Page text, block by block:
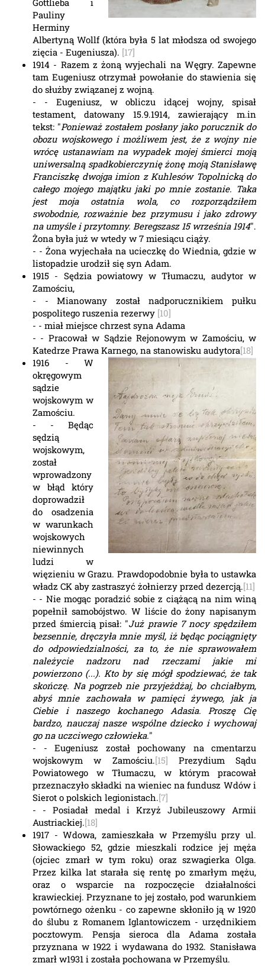
Gottlieba i
Pauliny
Herminy
Albertyną Wollf (która była 5 lat młodsza od swojego
zięcia - Eugeniusza). [17]
1914 - Razem z żoną wyjechali na Węgry. Zapewne
tam Eugeniusz otrzymał powołanie do stawienia się
do służby związanej z wojną.
- - Eugeniusz, w obliczu idącej wojny, spisał
testament, datowany 15.9.1914, zawierający m.in
tekst: "Ponieważ zostałem posłany jako porucznik do
obozu wojskowego i możliwem jest, że z wojny nie
wrócę ustanawiam na wypadek mojej śmierci moją
uniwersalną spadkobierczynię żonę moją Stanisławę
Franciszkę dwojga imion z Kuhlesów Topolnicką do
całego mojego majątku jaki po mnie zostanie. Taka
jest moja ostatnia wola, co rozporządziłem
swobodnie, rozważnie bez przymusu i jako zdrowy
na umyśle i przytomny. Beregszasz 15 września 1914".
Żona była już w wtedy w 7 miesiącu ciąży.
- - Żona wyjechała na ucieczkę do Wiednia, gdzie w
listopadzie urodził się syn Adam.
1915 - Sędzia powiatowy w Tłumaczu, audytor w
Zamościu,
- - Mianowany został nadporucznikiem pułku
pospolitego ruszenia rezerwy [10]
- - miał miejsce chrzest syna Adama
- - Pracował w Sądzie Rejonowym w Zamościu, w
Katedrze Prawa Karnego, na stanowisku audytora[18]
1916 - W
okręgowym
sądzie
wojskowym w
Zamościu.
- - Będąc
sędzią
wojskowym,
został
wprowadzony
w błąd który
doprowadził
do osadzenia
w warunkach
wojskowych
niewinnych
ludzi w
więzieniu w Grazu. Prawdopodobnie była to ustawka
władz CK aby zastraszyć żołnierzy przed dezercją.[11]
- - Nie mogąc poradzić sobie z ciążącą na nim winą
popełnił samobójstwo. W liście do żony napisanym
przed śmiercią pisał: "Już prawie 7 nocy spędziłem
bezsennie, dręczyła mnie myśl, iż będąc pociągnięty
do odpowiedzialności, za to, że nie sprawowałem
należycie nadzoru nad rzeczami jakie mi
powierzono (...). Kto by się mógł spodziewać, że tak
skończę. Na pogrzeb nie przyjeżdżaj, bo chciałbym,
abyś mnie zachowała w pamięci żywego, jak ja
Ciebie i naszego kochanego Adasia. Proszę Cię
bardzo, nauczaj nasze wspólne dziecko i wychowaj
go na uczciwego człowieka."
- - Eugeniusz został pochowany na cmentarzu
wojskowym w Zamościu.[15] Prezydium Sądu
Powiatowego w Tłumaczu, w którym pracował
przeznaczyło składki na wieniec na fundusz Wdów i
Sierot o polskich legionistach.[7]
- - Posiadał medal i Krzyż Jubileuszowy Armii
Austriackiej.[18]
1917 - Wdowa, zamieszkała w Przemyślu przy ul.
Słowackiego 52, gdzie mieszkali rodzice jej męża
(ojciec zmarł w tym roku) oraz szwagierka Olga.
Przez kilka lat starała się rentę po zmarłym mężu,
oraz o wsparcie na rozpoczęcie działalności
krawieckiej. Przyznane to jej zostało, pod warunkiem
powtórnego ożenku - co zapewne skłoniło ją w 1920
do ślubu z Romanem Iglantowiczem - urzędnikiem
pocztowym. Pensja sieroca dla Adama została
przyznana w 1922 i wydawana do 1932. Stanisława
zmarł w1931 i została pochowana w Przemyślu.